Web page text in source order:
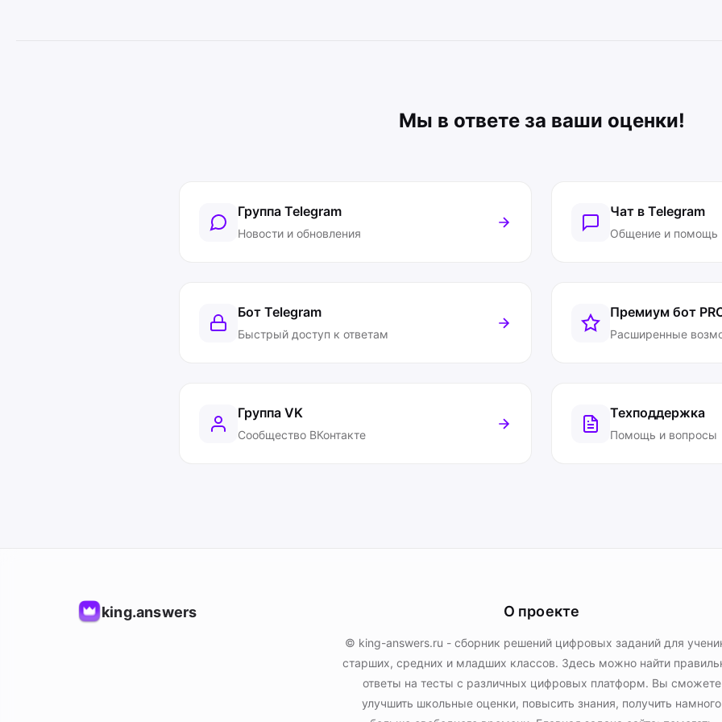
Мы в ответе за ваши оценки!
Группа Telegram
Новости и обновления
Чат в Telegram
Общение и помощь
Бот Telegram
Быстрый доступ к ответам
Премиум бот
Расширенные
Группа VK
Сообщество ВКонтакте
Техподдержка
Помощь и вопросы
king.answers О проекте
© king-answers.ru - сборник решений цифровых заданий для
старших, средних и младших классов. Здесь можно найти
ответы на тесты с различных цифровых платформ. Вы сможете
улучшить школьные оценки, повысить знания, получить намного